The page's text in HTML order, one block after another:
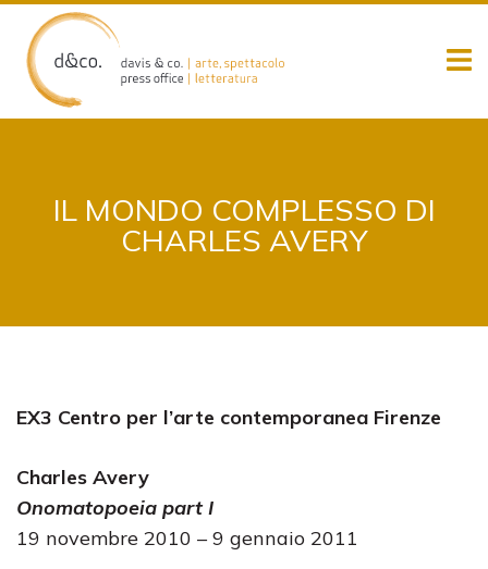
content
IL MONDO COMPLESSO DI
CHARLES AVERY
EX3 Centro per l’arte contemporanea Firenze
Charles Avery
Onomatopoeia part I
19 novembre 2010 – 9 gennaio 2011